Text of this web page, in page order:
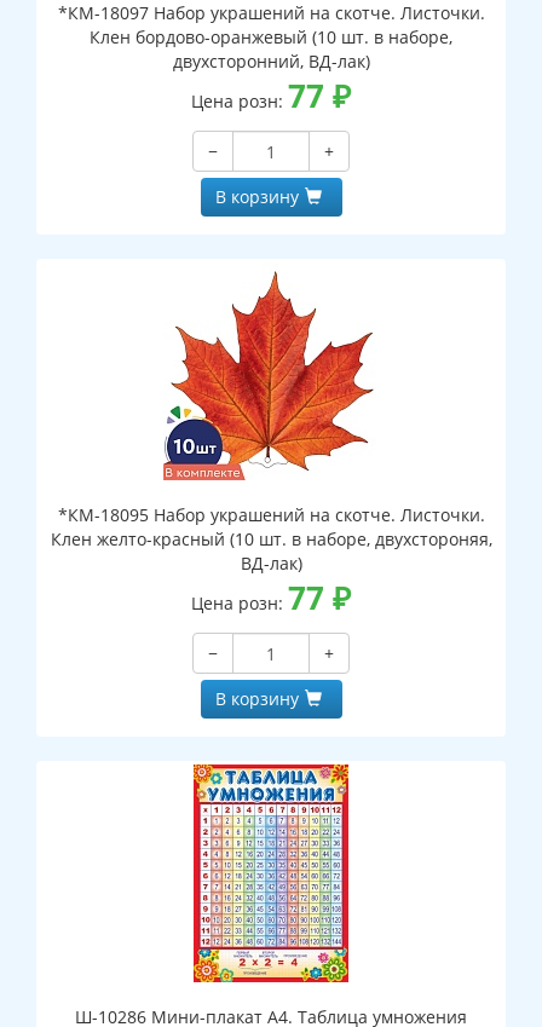
*КМ-18097 Набор украшений на скотче. Листочки.
Клен бордово-оранжевый (10 шт. в наборе,
двухсторонний, ВД-лак)
Цена розн: 77 ₽
−
+
В корзину
*КМ-18095 Набор украшений на скотче. Листочки.
Клен желто-красный (10 шт. в наборе, двухстороняя,
ВД-лак)
Цена розн: 77 ₽
−
+
В корзину
Ш-10286 Мини-плакат А4. Таблица умножения